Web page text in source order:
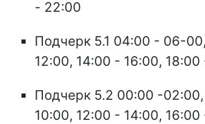
- 22:00
Подчерк 5.1 04:00 - 06-
12:00, 14:00 - 16:00,
Подчерк 5.2 00:00 -
10:00, 12:00 - 14:00,